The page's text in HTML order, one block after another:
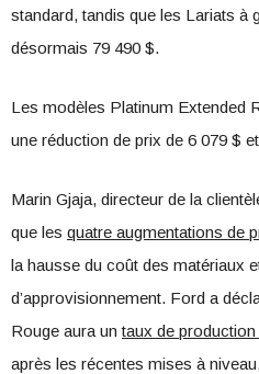
standard, tandis que les Lariats à
désormais 79 490 $.
Les modèles Platinum Extended
une réduction de prix de 6 079 $
Marin Gjaja, directeur de la
que les quatre augmentations de
la hausse du coût des matériaux
d’approvisionnement. Ford a
Rouge aura untaux de
après les récentes mises à